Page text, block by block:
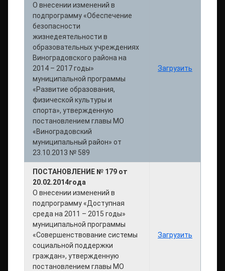
О внесении изменений в
подпрограмму «Обеспечение
безопасности
жизнедеятельности в
образовательных учреждениях
Виноградовского района на
2014 – 2017 годы»
муниципальной программы
«Развитие образования,
физической культуры и
спорта», утвержденную
постановлением главы МО
«Виноградовский
муниципальный район» от
23.10.2013 № 589
Загрузить
ПОСТАНОВЛЕНИЕ № 179 от
20.02.2014года
О внесении изменений в
подпрограмму «Доступная
среда на 2011 – 2015 годы»
муниципальной программы
«Совершенствование системы
социальной поддержки
граждан», утвержденную
постановлением главы МО
Загрузить